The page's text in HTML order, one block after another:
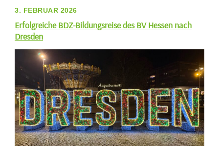
3. FEBRUAR 2026
Erfolgreiche BDZ-Bildungsreise des BV Hessen nach
Dresden